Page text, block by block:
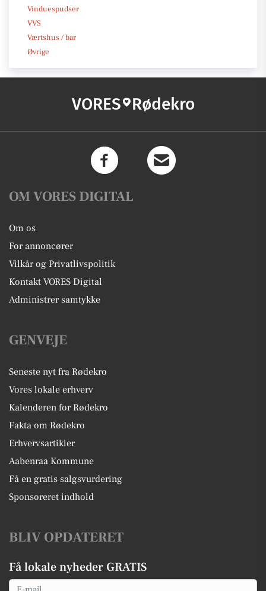
Vinduespudser
VVS
Værtshus / bar
Øvrige
VORES Rødekro
OM VORES DIGITAL
Om os
For annoncører
Vilkår og Privatlivspolitik
Kontakt VORES Digital
Administrer samtykke
GENVEJE
Seneste nyt fra Rødekro
Vores lokale erhverv
Kalenderen for Rødekro
Fakta om Rødekro
Erhvervsartikler
Aabenraa Kommune
Få en gratis salgsvurdering
Sponsoreret indhold
BLIV OPDATERET
Få lokale nyheder GRATIS
Email